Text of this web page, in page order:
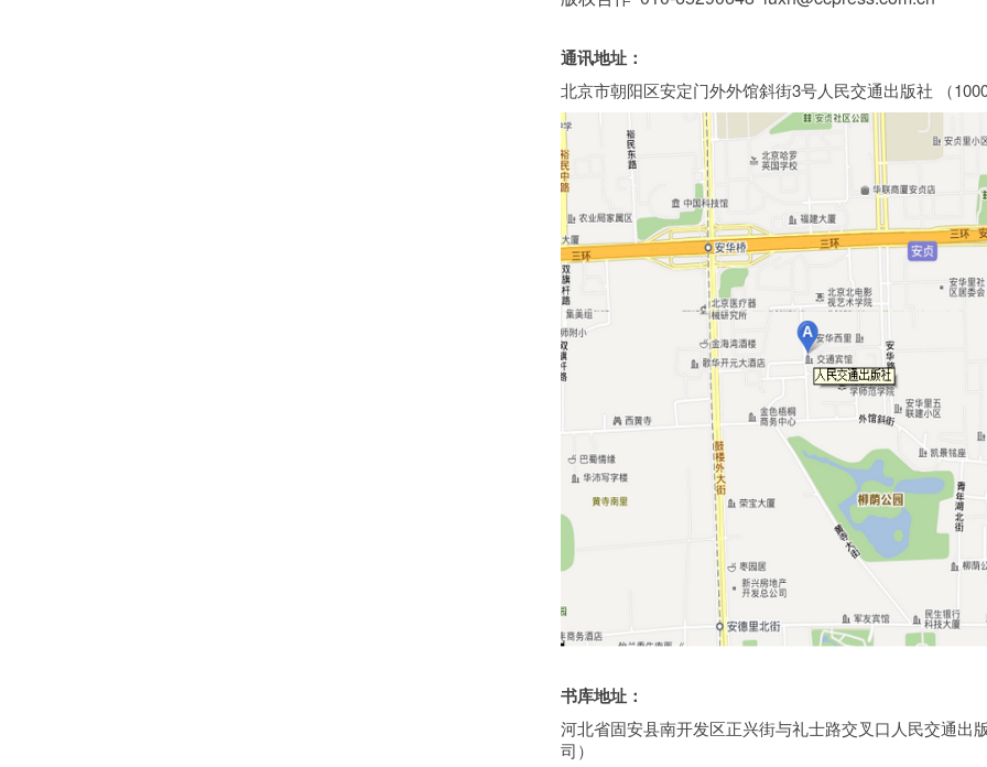
通讯地址：
北京市朝阳区安定门外外馆斜街3号人民交通出版社 （
书库地址：
河北省固安县南开发区正兴街与礼士路交叉口人民交通出
司）